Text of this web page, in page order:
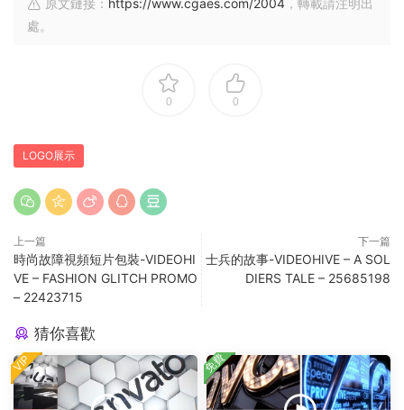
原文鏈接： https://www.cgaes.com/2004 ，轉載請注明出
處。
0 0
LOGO展示
上一篇
時尚故障視頻短片包裝-VIDEOHI
VE – FASHION GLITCH PROMO
– 22423715
下一篇
士兵的故事-VIDEOHIVE – A SOL
DIERS TALE – 25685198
猜你喜歡
VIP 免費